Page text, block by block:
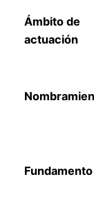
Ámbito de
actuación
Fundamento